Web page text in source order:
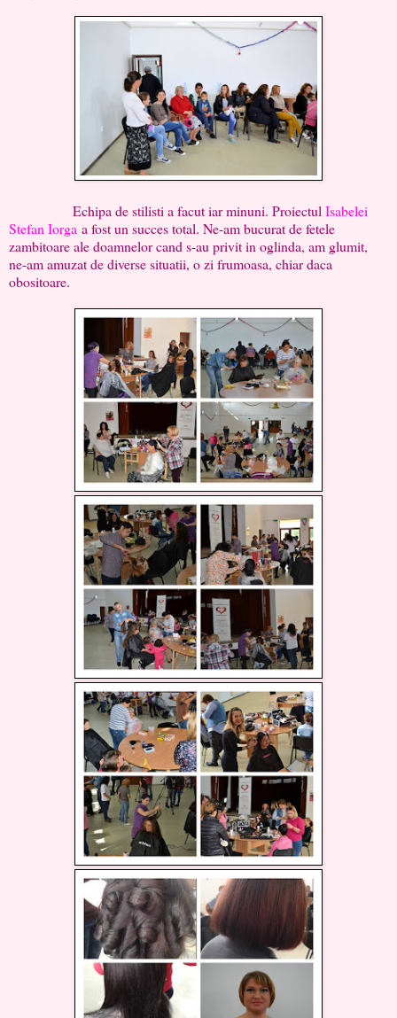
Echipa de stilisti a facut iar minuni. ProiectulIsabelei
Stefan Iorga a fost un succes total. Ne-am bucurat de fetele
zambitoare ale doamnelor cand s-au privit in oglinda, am glumit,
ne-am amuzat de diverse situatii, o zi frumoasa, chiar daca
obositoare.